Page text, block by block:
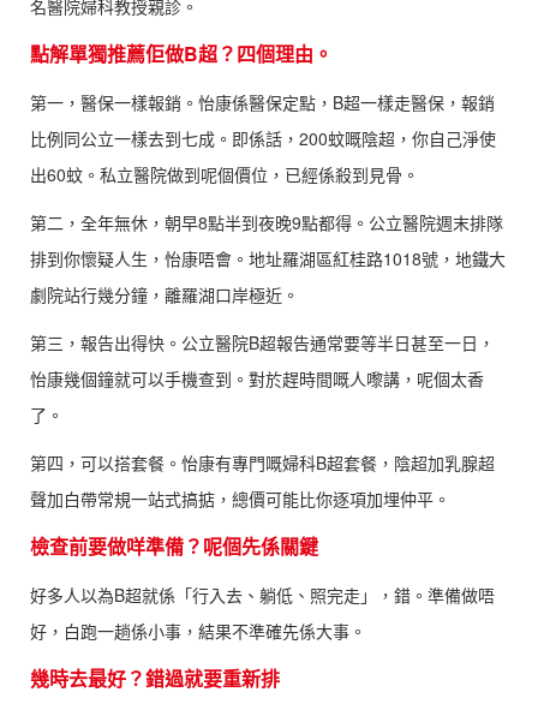
名醫院婦科教授親診。
點解單獨推薦佢做B超？四個理由。
第一，醫保一樣報銷。怡康係醫保定點，B超一樣走醫保，報銷
比例同公立一樣去到七成。即係話，200蚊嘅陰超，你自己淨使
出60蚊。私立醫院做到呢個價位，已經係殺到見骨。
第二，全年無休，朝早8點半到夜晚9點都得。公立醫院週末排隊
排到你懷疑人生，怡康唔會。地址羅湖區紅桂路1018號，地鐵大
劇院站行幾分鐘，離羅湖口岸極近。
第三，報告出得快。公立醫院B超報告通常要等半日甚至一日，
怡康幾個鐘就可以手機查到。對於趕時間嘅人嚟講，呢個太香
了。
第四，可以搭套餐。怡康有專門嘅婦科B超套餐，陰超加乳腺超
聲加白帶常規一站式搞掂，總價可能比你逐項加埋仲平。
檢查前要做咩準備？呢個先係關鍵
好多人以為B超就係「行入去、躺低、照完走」，錯。準備做唔
好，白跑一趟係小事，結果不準確先係大事。
幾時去最好？錯過就要重新排